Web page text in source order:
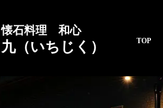
懐石料理 和心
九（いちじく） TOP